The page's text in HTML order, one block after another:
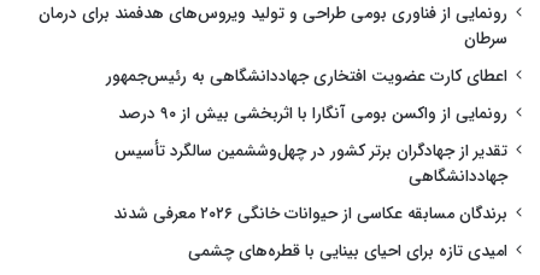
رونمایی از فناوری بومی طراحی و تولید ویروس‌های هدفمند برای درمان
سرطان
اعطای کارت عضویت افتخاری جهاددانشگاهی به رئیس‌جمهور
رونمایی از واکسن بومی آنگارا با اثربخشی بیش از ۹۰ درصد
تقدیر از جهادگران برتر کشور در چهل‌وششمین سالگرد تأسیس
جهاددانشگاهی
برندگان مسابقه عکاسی از حیوانات خانگی ۲۰۲۶ معرفی شدند
امیدی تازه برای احیای بینایی با قطره‌های چشمی